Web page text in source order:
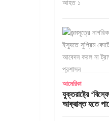
আমেরিকা
যুক্তরাষ্ট্রে
আক্রান্ত হতে